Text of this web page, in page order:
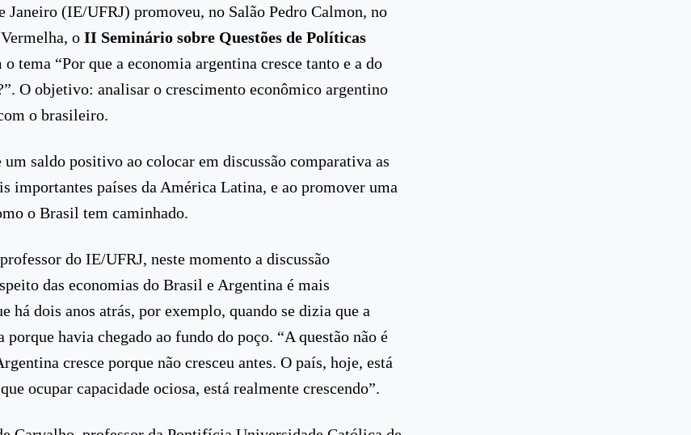
Janeiro (IE/UFRJ) promoveu, no Salão Pedro Calmon, no
o II Seminário sobre Questões de Políticas
o tema “Por que a economia argentina cresce tanto e a do
O objetivo: analisar o crescimento econômico argentino
o brasileiro.
saldo positivo ao colocar em discussão comparativa as
importantes países da América Latina, e ao promover uma
o Brasil tem caminhado.
do IE/UFRJ, neste momento a discussão
das economias do Brasil e Argentina é mais
há dois anos atrás, por exemplo, quando se dizia que a
havia chegado ao fundo do poço. “A questão não é
cresce porque não cresceu antes. O país, hoje, está
ocupar capacidade ociosa, está realmente crescendo”.